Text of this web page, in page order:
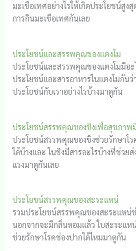
มะเขือเทศอย่างไรให้เกิดประโยชน์สูง
การกินมะเขือเทศกันเลย
ประโยชน์และสรรพคุณของแตงโม
ประโยชน์และสรรพคุณของแตงโมมีอ
ประโยชน์และสารอาหารในแตงโมกันว่
ประโยชน์กับเราอย่างไรบ้างมาดูกัน
ประโยชน์สรรพคุณของขิงเพื่อสุขภาพ
ประโยชน์สรรพคุณของขิงช่วยรักษาโร
ได้บ้างและ ในขิงมีสารอะไรบ้างที่ช่วยส่
แรงมาดูกันเลย
ประโยชน์สรรพคุณของสะระแหน่
รวมประโยชน์สรรพคุณของสะระแหน่
นอกจากจะมีกลิ่นหอมแล้ว ใบสะระแ
ช่วยรักษาโรคช่องปากได้ไหมมาดูกัน